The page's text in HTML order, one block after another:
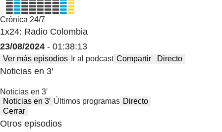
Crónica 24/7
1x24: Radio Colombia
23/08/2024 - 01:38:13
Ver más episodios Ir al podcast Compartir Directo
Noticias en 3′
Noticias en 3′
Noticias en 3′ Últimos programas Directo
Cerrar
Otros episodios